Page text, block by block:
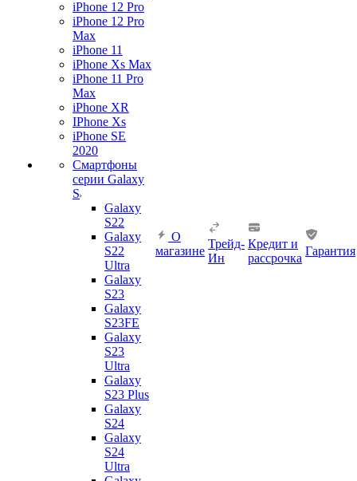
iPhone 12 Pro
iPhone 12 Pro
Max
iPhone 11
iPhone Xs Max
iPhone 11 Pro
Max
iPhone XR
IPhone Xs
iPhone SE
2020
Смартфоны
серии Galaxy
S
Galaxy
S22
Galaxy
S22
Ultra
Galaxy
S23
Galaxy
S23FE
Galaxy
S23
Ultra
Galaxy
S23 Plus
Galaxy
S24
Galaxy
S24
Ultra
О
магазине
Трейд-
Ин
Кредит и
рассрочка
Гарантия